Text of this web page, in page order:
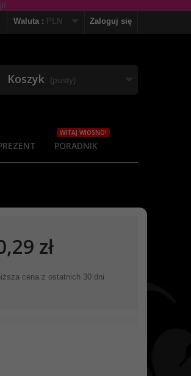
Zaloguj się
Waluta : PLN
Koszyk (pusty)
PORADNIK
WITAJ WIOSNO!
zł
cena z ostatnich 30 dni